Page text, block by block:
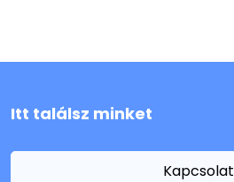
Itt találsz minket
Kapcsolat